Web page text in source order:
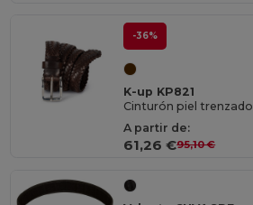
-36%
K-up KP821
Cinturón piel trenzado
A partir de:
61,26 €95,10 €